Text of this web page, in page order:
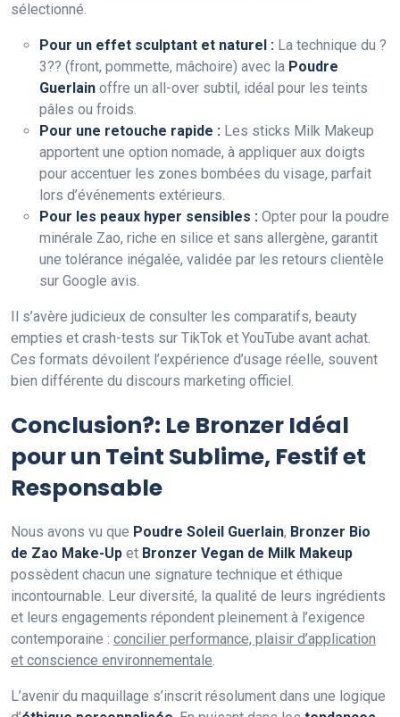
sélectionné.
Pour un effet sculptant et naturel : La technique du ?
3?? (front, pommette, mâchoire) avec la Poudre
Guerlain offre un all-over subtil, idéal pour les teints
pâles ou froids.
Pour une retouche rapide : Les sticks Milk Makeup
apportent une option nomade, à appliquer aux doigts
pour accentuer les zones bombées du visage, parfait
lors d’événements extérieurs.
Pour les peaux hyper sensibles : Opter pour la poudre
minérale Zao, riche en silice et sans allergène, garantit
une tolérance inégalée, validée par les retours clientèle
sur Google avis.
Il s’avère judicieux de consulter les comparatifs, beauty
empties et crash-tests sur TikTok et YouTube avant achat.
Ces formats dévoilent l’expérience d’usage réelle, souvent
bien différente du discours marketing officiel.
Conclusion?: Le Bronzer Idéal
pour un Teint Sublime, Festif et
Responsable
Nous avons vu que Poudre Soleil Guerlain, Bronzer Bio
de Zao Make-Up et Bronzer Vegan de Milk Makeup
possèdent chacun une signature technique et éthique
incontournable. Leur diversité, la qualité de leurs ingrédients
et leurs engagements répondent pleinement à l’exigence
contemporaine : concilier performance, plaisir d’application
et conscience environnementale.
L’avenir du maquillage s’inscrit résolument dans une logique